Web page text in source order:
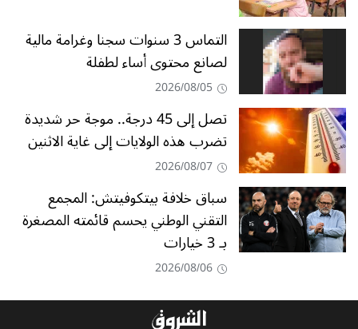
التماس 3 سنوات سجنا وغرامة مالية
لصانع محتوى أساء لطفلة
2026/08/05
تصل إلى 45 درجة.. موجة حر شديدة
تضرب هذه الولايات إلى غاية الاثنين
2026/08/07
سباق خلافة بيتكوفيتش: المجمع
التقني الوطني يحسم قائمته المصغرة
بـ 3 خيارات
2026/08/06